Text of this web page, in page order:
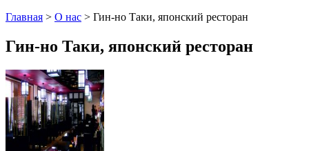
Главная > О нас > Гин-но Таки, японский ресторан
Гин-но Таки, японский ресторан